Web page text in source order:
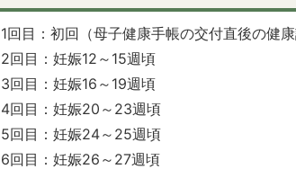
1回目：初回（母子健康手帳の交付直後の健
2回目：妊娠12～15週頃
3回目：妊娠16～19週頃
4回目：妊娠20～23週頃
5回目：妊娠24～25週頃
6回目：妊娠26～27週頃